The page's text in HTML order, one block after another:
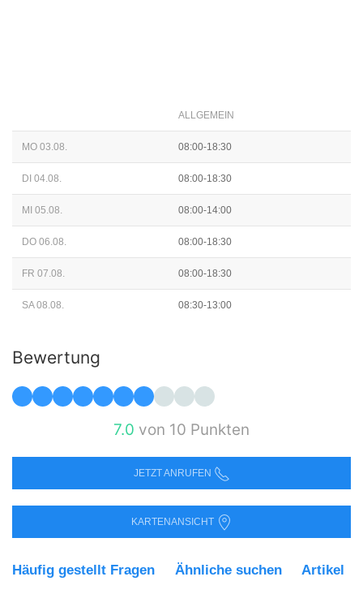
ALLGEMEIN
MO 03.08. 08:00-18:30
DI 04.08. 08:00-18:30
MI 05.08. 08:00-14:00
DO 06.08. 08:00-18:30
FR 07.08. 08:00-18:30
SA 08.08. 08:30-13:00
Bewertung
7.0 von 10 Punkten
JETZT ANRUFEN
KARTENANSICHT
Häufig gestellt Fragen Ähnliche suchen Artikel